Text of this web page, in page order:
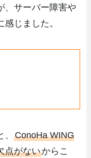
、サーバー障害や
じました。
、ConoHa WING
点がないからこ